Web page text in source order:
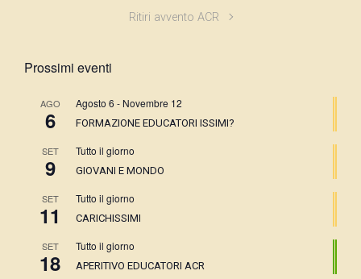
Ritiri avvento ACR
Prossimi eventi
AGO
6
Agosto 6 - Novembre 12
FORMAZIONE EDUCATORI ISSIMI?
SET
9
Tutto il giorno
GIOVANI E MONDO
SET
11
Tutto il giorno
CARICHISSIMI
SET
18
Tutto il giorno
APERITIVO EDUCATORI ACR